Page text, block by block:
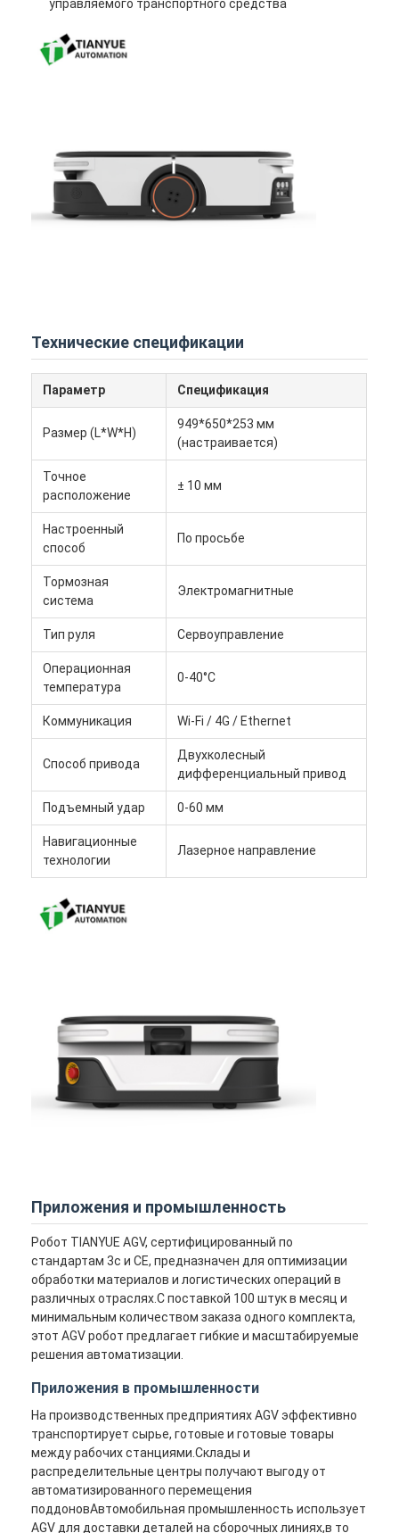
Коммерческий робот
управляемого транспортного средства
Технические спецификации
Параметр Спецификация
Размер (L*W*H)
949*650*253 мм
(настраивается)
Точное
расположение
± 10 мм
Настроенный
способ
По просьбе
Тормозная
система
Электромагнитные
Тип руля Сервоуправление
Операционная
температура
0-40°C
Коммуникация Wi-Fi / 4G / Ethernet
Способ привода
Двухколесный
дифференциальный привод
Подъемный удар 0-60 мм
Навигационные
технологии
Лазерное направление
Приложения и промышленность
Робот TIANYUE AGV, сертифицированный по
стандартам 3c и CE, предназначен для оптимизации
обработки материалов и логистических операций в
различных отраслях.С поставкой 100 штук в месяц и
минимальным количеством заказа одного комплекта,
этот AGV робот предлагает гибкие и масштабируемые
решения автоматизации.
Приложения в промышленности
На производственных предприятиях AGV эффективно
транспортирует сырье, готовые и готовые товары
между рабочих станциями.Склады и
распределительные центры получают выгоду от
автоматизированного перемещения
поддоновАвтомобильная промышленность использует
AGV для доставки деталей на сборочных линиях,в то